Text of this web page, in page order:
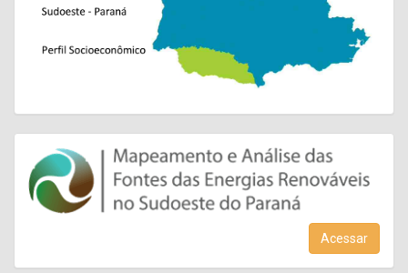
Acessar